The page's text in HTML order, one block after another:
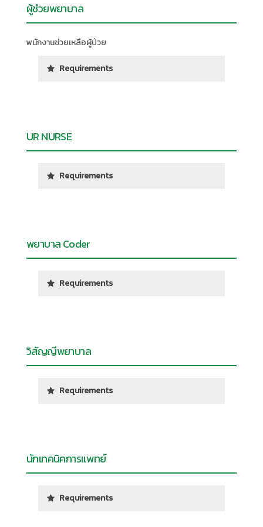
ผู้ช่วยพยาบาล
พนักงานช่วยเหลือผู้ป่วย
Requirements
UR NURSE
Requirements
พยาบาล Coder
Requirements
วิสัญญีพยาบาล
Requirements
นักเทคนิคการแพทย์
Requirements